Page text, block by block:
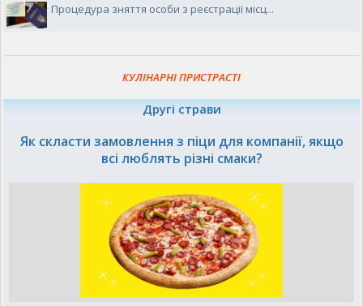
Процедура зняття особи з реєстрації місц...
КУЛІНАРНІ ПРИСТРАСТІ
Другі страви
Як скласти замовлення з піци для компанії, якщо
всі люблять різні смаки?